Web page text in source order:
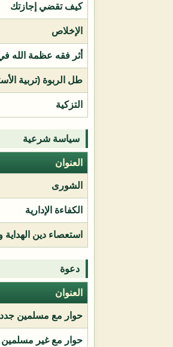
كيف تقضي إجازتك
الإخلاص
أثر فقه عظمة الله
طل الربوة (تربية
التزكية
سياسة شرعية
العنوان
الشورى
الكفاءة الإدارية
استعصاء دين الهداية
دعوة
العنوان
حوار مع مسلمين جدد
حوار مع غير مسلمين